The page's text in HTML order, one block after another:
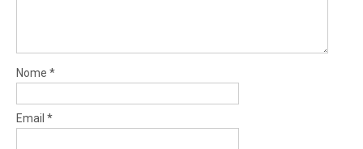
Nome *
Email *